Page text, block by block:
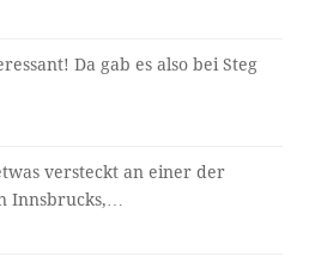
Da gab es also bei Steg
versteckt an einer der
Innsbrucks,…